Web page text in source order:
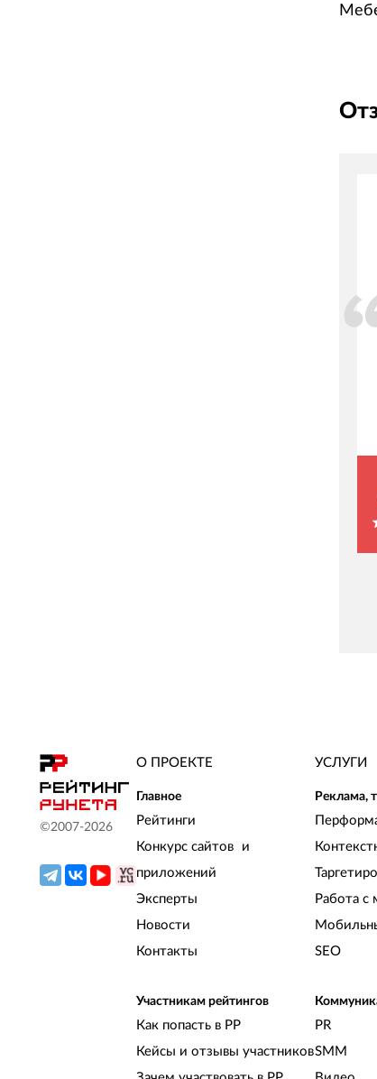
©2007-2026
О ПРОЕКТЕ
Главное
Рейтинги
Конкурс сайтов и
приложений
Эксперты
Новости
Контакты
Участникам рейтингов
Как попасть в РР
Кейсы и отзывы участников
УСЛУГИ
Реклама,
Работа с
SEO
PR
SMM